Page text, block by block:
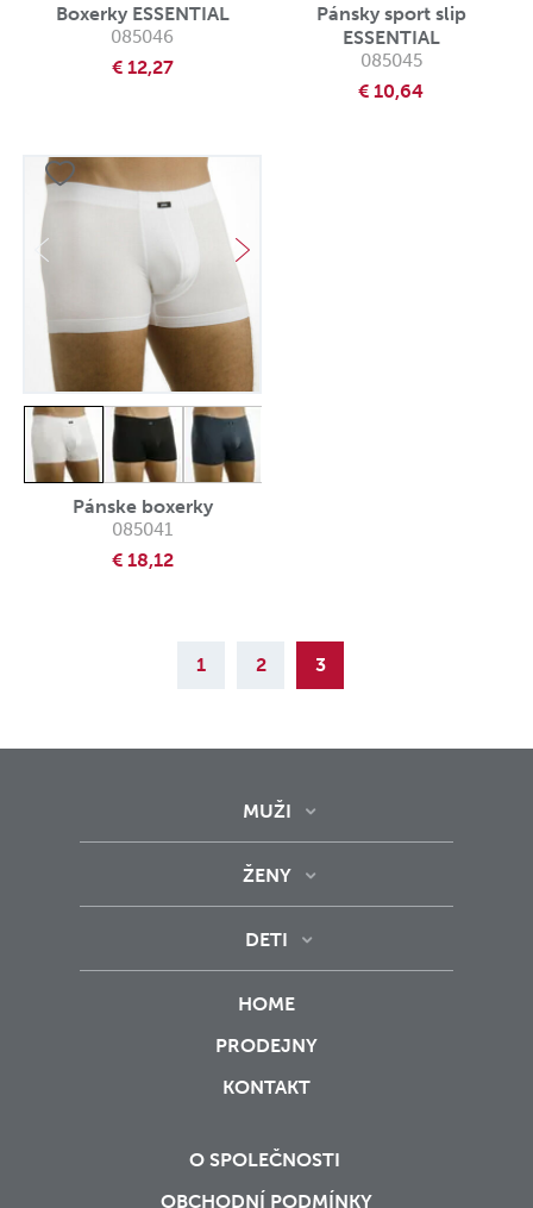
Boxerky ESSENTIAL
085046
€ 12,27
Pánsky sport slip
ESSENTIAL
085045
€ 10,64
Pánske boxerky
085041
€ 18,12
1 2 3
MUŽI
ŽENY
DETI
HOME
PRODEJNY
KONTAKT
O SPOLEČNOSTI
OBCHODNÍ PODMÍNKY